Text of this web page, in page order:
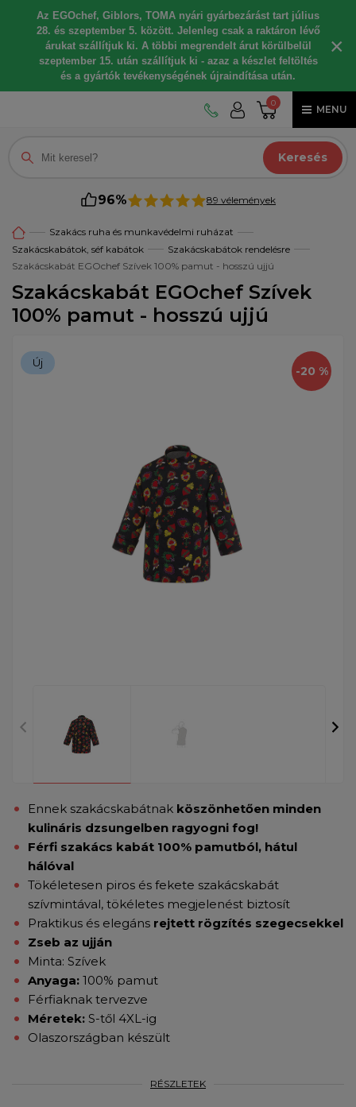
Az EGOchef, Giblors, TOMA nyári gyárbezárást tart július
28. és szeptember 5. között. Jelenleg csak a raktáron lévő
árukat szállítjuk ki. A többi megrendelt árut körülbelül
szeptember 15. után szállítjuk ki - azaz a készlet feltöltés
és a gyártók tevékenységének újraindítása után.
×
0
MENU
Keresés
96% 89 vélemények
Szakács ruha és munkavédelmi ruházat
Szakácskabátok, séf kabátok
Szakácskabátok rendelésre
Szakácskabát EGOchef Szívek 100% pamut - hosszú ujjú
Szakácskabát EGOchef Szívek
100% pamut - hosszú ujjú
-20 %
Új
Ennek szakácskabátnak köszönhetően minden
kulináris dzsungelben ragyogni fog!
Férfi szakács kabát 100% pamutból, hátul
hálóval
Tökéletesen piros és fekete szakácskabát
szívmintával, tökéletes megjelenést biztosít
Praktikus és elegáns rejtett rögzítés szegecsekkel
Zseb az ujján
Minta: Szívek
Anyaga: 100% pamut
Férfiaknak tervezve
Méretek: S-től 4XL-ig
Olaszországban készült
RÉSZLETEK